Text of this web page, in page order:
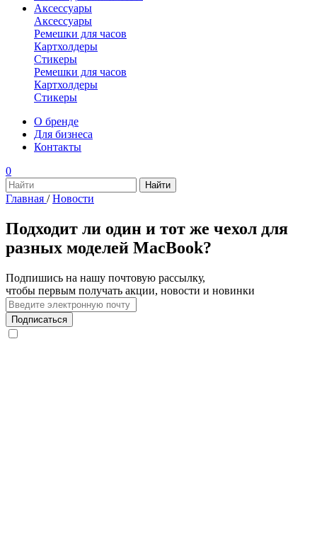
Аксессуары
Аксессуары
Ремешки для часов
Картхолдеры
Стикеры
Ремешки для часов
Картхолдеры
Стикеры
О бренде
Для бизнеса
Контакты
0
Главная / Новости
Подходит ли один и тот же чехол для
разных моделей MacBook?
Подпишись на нашу почтовую рассылку,
чтобы первым получать акции, новости и новинки
Подписаться